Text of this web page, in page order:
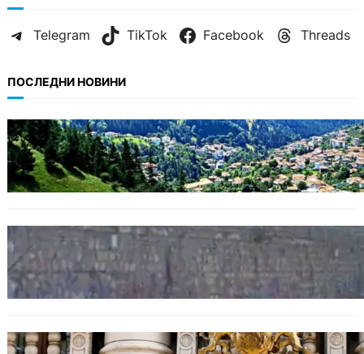
Telegram TikTok Facebook Threads
ПОСЛЕДНИ НОВИНИ
БЪЛГАРИЯ
Полицията алармира за нова схема с
фалшиви лечители и „вълшебни“ мехлеми
БЪЛГАРИЯ
Ограничават движението по улица
„Вълноломна“ във Варна
БЪЛГАРИЯ